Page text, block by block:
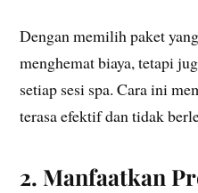
Dengan memilih paket
menghemat biaya, tetapi
setiap sesi spa. Cara ini
terasa efektif dan tidak
2. Manfaatkan